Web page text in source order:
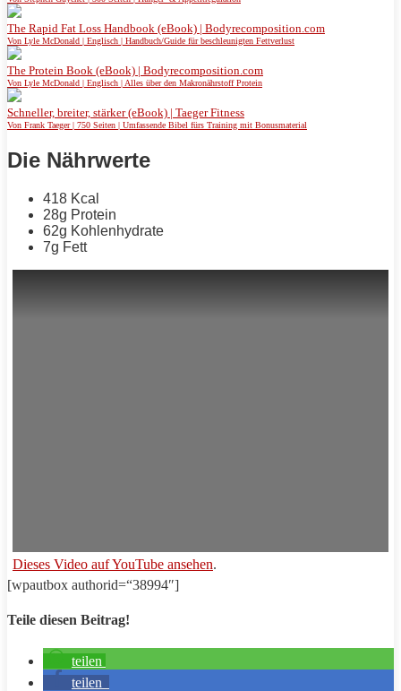
The Rapid Fat Loss Handbook (eBook) | Bodyrecomposition.com
Von Lyle McDonald | Englisch | Handbuch/Guide für beschleunigten Fettverlust
The Protein Book (eBook) | Bodyrecomposition.com
Von Lyle McDonald | Englisch | Alles über den Makronährstoff Protein
Schneller, breiter, stärker (eBook) | Taeger Fitness
Von Frank Taeger | 750 Seiten | Umfassende Bibel fürs Training mit Bonusmaterial
Die Nährwerte
418 Kcal
28g Protein
62g Kohlenhydrate
7g Fett
Dieses Video auf YouTube ansehen.
[wpautbox authorid=“38994″]
Teile diesen Beitrag!
teilen
teilen